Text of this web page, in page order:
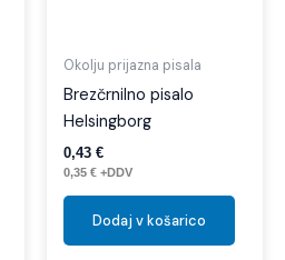
Okolju prijazna pisala
Brezčrnilno pisalo
Helsingborg
0,43 €
0,35 € +DDV
Dodaj v košarico